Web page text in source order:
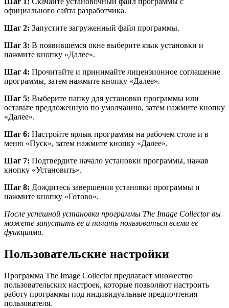
официального сайта разработчика.
Шаг 2: Запустите загруженный файл программы.
Шаг 3: В появившемся окне выберите язык установки и
нажмите кнопку «Далее».
Шаг 4: Прочитайте и принимайте лицензионное соглашение
программы, затем нажмите кнопку «Далее».
Шаг 5: Выберите папку для установки программы или
оставьте предложенную по умолчанию, затем нажмите кнопку
«Далее».
Шаг 6: Настройте ярлык программы на рабочем столе и в
меню «Пуск», затем нажмите кнопку «Далее».
Шаг 7: Подтвердите начало установки программы, нажав
кнопку «Установить».
Шаг 8: Дождитесь завершения установки программы и
нажмите кнопку «Готово».
После успешной установки программы The Image Collector вы
можете запустить ее и начать пользоваться всеми ее
функциями.
Пользовательские настройки
Программа The Image Collector предлагает множество
пользовательских настроек, которые позволяют настроить
работу программы под индивидуальные предпочтения
пользователя.